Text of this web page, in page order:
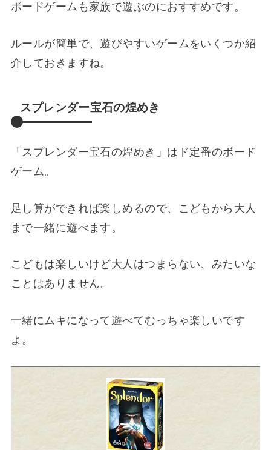
ボードゲームも家族で遊ぶのにおすすめです。
ルールが簡単で、遊びやすいゲームをいくつか紹
介しておきますね。
スプレンダー宝石の煌めき
「スプレンダー宝石の煌めき」はド定番のボード
ゲーム。
足し算ができれば楽しめるので、こどもから大人
まで一緒に遊べます。
こどもは楽しいけど大人はつまらない、みたいな
ことはありません。
一緒にムキになって遊べてむっちゃ楽しいです
よ。